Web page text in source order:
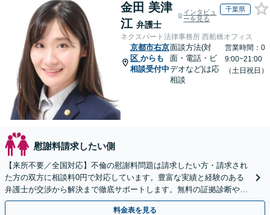
金田 美津
江 弁護士
インタビュ
ーを見る
千葉県
ネクスパート法律事務所 西船橋オフィス
京都市右京
区 からも
相談受付中
面談方法(対
面・電話・ビ
デオなど)は応
相談
営業時間：0
9:00~21:00
（土日祝日）
慰謝料請求したい側
【来所不要／全国対応】不倫の慰謝料問題は請求したい方・請求され
た方の双方に相談料0円で対応しています。豊富な実績と経験のある
弁護士が交渉から解決まで徹底サポートします。無料の証拠診断や着
手金の返還保証もありますので安心してご相談ください。
料金表を見る